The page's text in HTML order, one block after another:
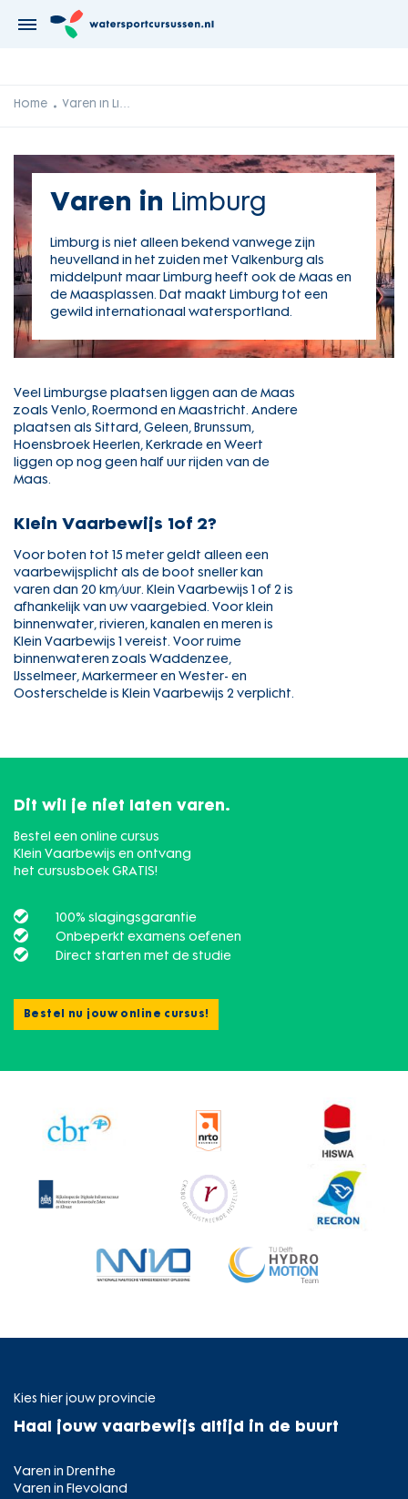
Home Varen in Limburg
Varen in Limburg
Limburg is niet alleen bekend vanwege zijn
heuvelland in het zuiden met Valkenburg als
middelpunt maar Limburg heeft ook de Maas en
de Maasplassen. Dat maakt Limburg tot een
gewild internationaal watersportland.
Veel Limburgse plaatsen liggen aan de Maas
zoals Venlo, Roermond en Maastricht. Andere
plaatsen als Sittard, Geleen, Brunssum,
Hoensbroek Heerlen, Kerkrade en Weert
liggen op nog geen half uur rijden van de
Maas.
Klein Vaarbewijs 1of 2?
Voor boten tot 15 meter geldt alleen een
vaarbewijsplicht als de boot sneller kan
varen dan 20 km/uur. Klein Vaarbewijs 1 of 2 is
afhankelijk van uw vaargebied. Voor klein
binnenwater, rivieren, kanalen en meren is
Klein Vaarbewijs 1 vereist. Voor ruime
binnenwateren zoals Waddenzee,
IJsselmeer, Markermeer en Wester- en
Oosterschelde is Klein Vaarbewijs 2 verplicht.
Dit wil je niet laten varen.
Bestel een online cursus
Klein Vaarbewijs en ontvang
het cursusboek GRATIS!
100% slagingsgarantie
Onbeperkt examens oefenen
Direct starten met de studie
Bestel nu jouw online cursus!
Kies hier jouw provincie
Haal jouw vaarbewijs altijd in de buurt
Varen in Drenthe
Varen in Flevoland